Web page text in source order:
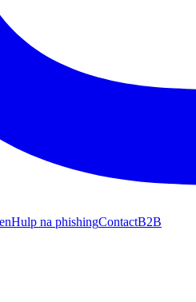
Hulp na phishingContactB2B